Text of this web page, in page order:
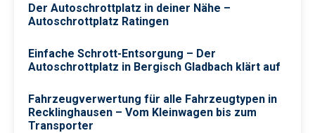
Der Autoschrottplatz in deiner Nähe –
Autoschrottplatz Ratingen
Einfache Schrott-Entsorgung – Der
Autoschrottplatz in Bergisch Gladbach klärt auf
Fahrzeugverwertung für alle Fahrzeugtypen in
Recklinghausen – Vom Kleinwagen bis zum
Transporter